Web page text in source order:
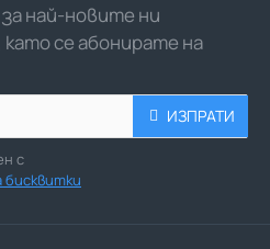
най-новите ни
се абонирате на
ИЗПРАТИ
с
бисквитки